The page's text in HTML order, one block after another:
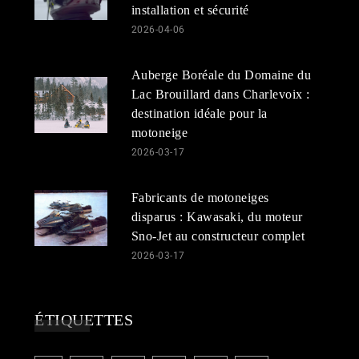
installation et sécurité
2026-04-06
Auberge Boréale du Domaine du
Lac Brouillard dans Charlevoix :
destination idéale pour la
motoneige
2026-03-17
Fabricants de motoneiges
disparus : Kawasaki, du moteur
Sno-Jet au constructeur complet
2026-03-17
ÉTIQUETTES